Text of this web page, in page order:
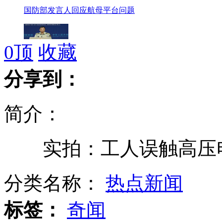
国防部发言人回应航母平台问题
中国武器试验不针对特定国
96岁“麻迷”天天坐公交搓麻
中小学"坑爹"暑假作业 令人无语
0顶 收藏
分享到：
简介：
实拍：工人误触高压
分类名称： 热点新闻
标签： 奇闻